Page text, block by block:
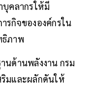
บุคลากรให้มี
รกิจขององค์กรใน
ธิภาพ
นด้านพลังงาน กรม
ริมและผลักดันให้